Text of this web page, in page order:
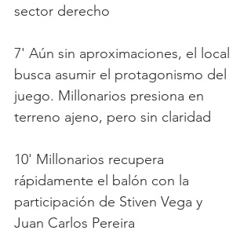
sector derecho
7' Aún sin aproximaciones, el local
busca asumir el protagonismo del
juego. Millonarios presiona en
terreno ajeno, pero sin claridad
10' Millonarios recupera
rápidamente el balón con la
participación de Stiven Vega y
Juan Carlos Pereira